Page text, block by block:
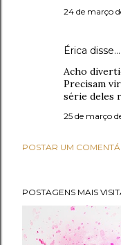
24 de março
Érica disse…
Acho
Precisam
série deles
25 de março
POSTAR UM
POSTAGENS MAIS